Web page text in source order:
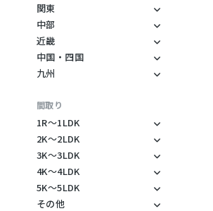
スキー・スノーボー
ゴルフ
野鳥
BBQ
農場
家庭菜園
ガーデニング
山が近い
水が美味しい
森暮らし
山村暮らし
島暮らし
デザイナーズ物件
お店ができる
バリアフリー
二世帯住宅
田舎にあるデカい家
関東
中部
静岡県
愛知県
近畿
兵庫県
中国・四国
九州
大分県
間取り
1R〜1LDK
1R
1K
1DK
1LDK
2K〜2LDK
2K
2DK
2LK
3K〜3LDK
3K
3DK
4K〜4LDK
4K
5K〜5LDK
その他